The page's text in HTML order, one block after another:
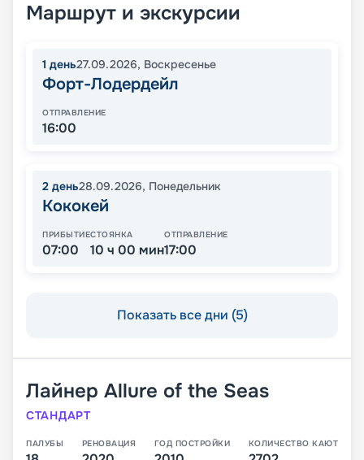
Маршрут и экскурсии
1 день27.09.2026, Воскресенье
Форт-Лодердейл
ОТПРАВЛЕНИЕ
16:00
2 день28.09.2026, Понедельник
Кококей
ПРИБЫТИЕ
07:00
СТОЯНКА
10 ч 00 мин
ОТПРАВЛЕНИЕ
17:00
Показать все дни (5)
Лайнер Allure of the Seas
СТАНДАРТ
ПАЛУБЫ РЕНОВАЦИЯ ГОД ПОСТРОЙКИ КОЛИЧЕСТВО КАЮТ